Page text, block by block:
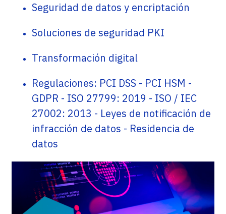
Seguridad de datos y encriptación
Soluciones de seguridad PKI
Transformación digital
Regulaciones: PCI DSS - PCI HSM -
GDPR - ISO 27799: 2019 - ISO / IEC
27002: 2013 - Leyes de notificación de
infracción de datos - Residencia de
datos